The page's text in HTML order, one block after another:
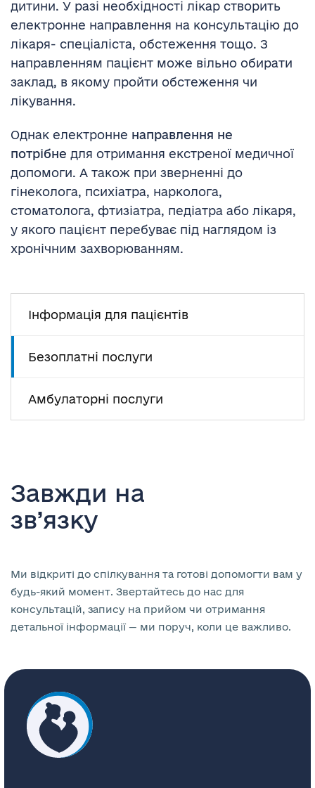
дитини. У разі необхідності лікар створить
електронне направлення на консультацію до
лікаря- спеціаліста, обстеження тощо. З
направленням пацієнт може вільно обирати
заклад, в якому пройти обстеження чи
лікування.
Однак електронне направлення не
потрібне для отримання екстреної медичної
допомоги. А також при зверненні до
гінеколога, психіатра, нарколога,
стоматолога, фтизіатра, педіатра або лікаря,
у якого пацієнт перебуває під наглядом із
хронічним захворюванням.
Інформація для пацієнтів
Безоплатні послуги
Амбулаторні послуги
Завжди на
зв’язку
Ми відкриті до спілкування та готові допомогти вам у
будь-який момент. Звертайтесь до нас для
консультацій, запису на прийом чи отримання
детальної інформації — ми поруч, коли це важливо.